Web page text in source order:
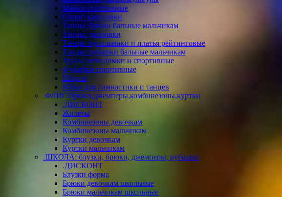
Майки спортивные
Спорт: кроссовки
Танцы: брюки бальные мальчикам
Танцы: джазовки
Танцы: купальники и платья рейтинговые
Танцы: рубашки бальные мальчикам
Трусы: невидимки и спортивные
Фуфайки спортивные
Шорты
Юбки для гимнастики и танцев
.ФЛИС:брюки,джемперы,комбинезоны,куртки
.ДИСКОНТ
Жилеты
Комбинезоны девочкам
Комбинезоны мальчикам
Куртки девочкам
Куртки мальчикам
.ШКОЛА: блузки, брюки, джемперы, рубашки
.ДИСКОНТ
Блузки форма
Брюки девочкам школьные
Брюки мальчикам школьные